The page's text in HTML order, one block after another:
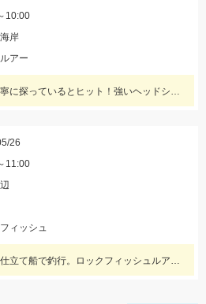
10:00
岸
アー
手前のカケアガリを丁寧に探っているとヒット！強いヘッドシェイクがたまりません！
26
11:00
ィッシュ
プラネットマリン様の仕立て船で釣行。ロックフィッシュルアー以外にもテンヤやジグ、キャスティングなどその場に応じて色々な釣りが出来ました。